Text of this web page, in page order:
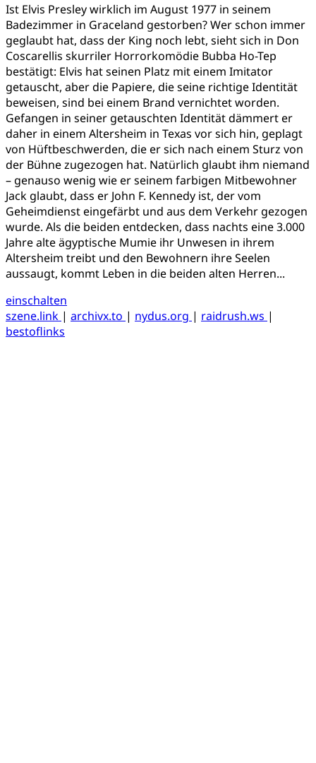
Ist Elvis Presley wirklich im August 1977 in seinem
Badezimmer in Graceland gestorben? Wer schon immer
geglaubt hat, dass der King noch lebt, sieht sich in Don
Coscarellis skurriler Horrorkomödie Bubba Ho-Tep
bestätigt: Elvis hat seinen Platz mit einem Imitator
getauscht, aber die Papiere, die seine richtige Identität
beweisen, sind bei einem Brand vernichtet worden.
Gefangen in seiner getauschten Identität dämmert er
daher in einem Altersheim in Texas vor sich hin, geplagt
von Hüftbeschwerden, die er sich nach einem Sturz von
der Bühne zugezogen hat. Natürlich glaubt ihm niemand
– genauso wenig wie er seinem farbigen Mitbewohner
Jack glaubt, dass er John F. Kennedy ist, der vom
Geheimdienst eingefärbt und aus dem Verkehr gezogen
wurde. Als die beiden entdecken, dass nachts eine 3.000
Jahre alte ägyptische Mumie ihr Unwesen in ihrem
Altersheim treibt und den Bewohnern ihre Seelen
aussaugt, kommt Leben in die beiden alten Herren...
einschalten
szene.link | archivx.to | nydus.org | raidrush.ws |
bestoflinks